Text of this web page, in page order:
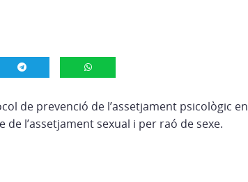
de prevenció de l’assetjament psicològic en
l’assetjament sexual i per raó de sexe.